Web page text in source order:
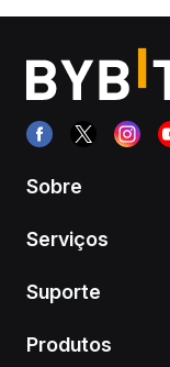
Sobre
Serviços
Suporte
Produtos